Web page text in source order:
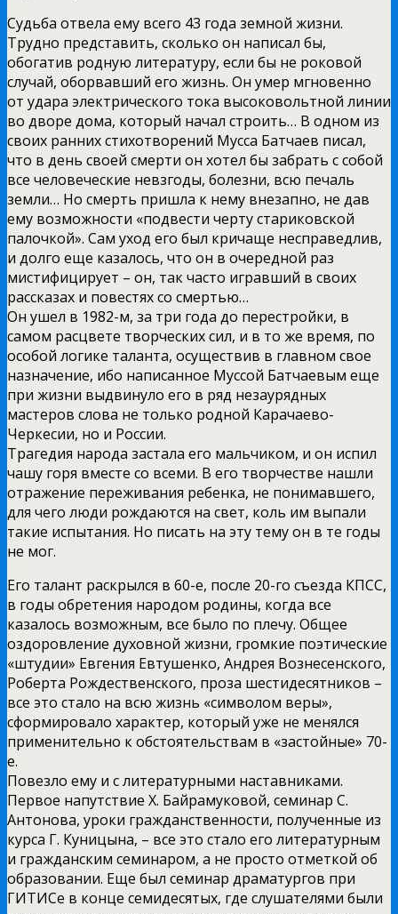
Судьба отвела ему всего 43 года земной жизни.
Трудно представить, сколько он написал бы,
обогатив родную литературу, если бы не роковой
случай, оборвавший его жизнь. Он умер мгновенно
от удара электрического тока высоковольтной линии
во дворе дома, который начал строить… В одном из
своих ранних стихотворений Мусса Батчаев писал,
что в день своей смерти он хотел бы забрать с собой
все человеческие невзгоды, болезни, всю печаль
земли… Но смерть пришла к нему внезапно, не дав
ему возможности «подвести черту стариковской
палочкой». Сам уход его был кричаще несправедлив,
и долго еще казалось, что он в очередной раз
мистифицирует – он, так часто игравший в своих
рассказах и повестях со смертью…
Он ушел в 1982-м, за три года до перестройки, в
самом расцвете творческих сил, и в то же время, по
особой логике таланта, осуществив в главном свое
назначение, ибо написанное Муссой Батчаевым еще
при жизни выдвинуло его в ряд незаурядных
мастеров слова не только родной Карачаево-
Черкесии, но и России.
Трагедия народа застала его мальчиком, и он испил
чашу горя вместе со всеми. В его творчестве нашли
отражение переживания ребенка, не понимавшего,
для чего люди рождаются на свет, коль им выпали
такие испытания. Но писать на эту тему он в те годы
не мог.
Его талант раскрылся в 60-е, после 20-го съезда КПСС,
в годы обретения народом родины, когда все
казалось возможным, все было по плечу. Общее
оздоровление духовной жизни, громкие поэтические
«штудии» Евгения Евтушенко, Андрея Вознесенского,
Роберта Рождественского, проза шестидесятников –
все это стало на всю жизнь «символом веры»,
сформировало характер, который уже не менялся
применительно к обстоятельствам в «застойные» 70-
е.
Повезло ему и с литературными наставниками.
Первое напутствие Х. Байрамуковой, семинар С.
Антонова, уроки гражданственности, полученные из
курса Г. Куницына, – все это стало его литературным
и гражданским семинаром, а не просто отметкой об
образовании. Еще был семинар драматургов при
ГИТИСе в конце семидесятых, где слушателями были